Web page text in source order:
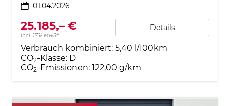
01.04.2026
25.185,– €
incl. 17% MwSt.
Details
Verbrauch kombiniert: 5,40 l/100km
CO2-Klasse: D
CO2-Emissionen: 122,00 g/km